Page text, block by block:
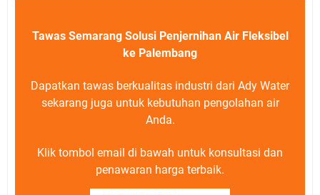
Tawas Semarang Solusi Penjernihan Air Fleksibel
ke Palembang
Dapatkan tawas berkualitas industri dari Ady Water
sekarang juga untuk kebutuhan pengolahan air
Anda.
Klik tombol email di bawah untuk konsultasi dan
penawaran harga terbaik.